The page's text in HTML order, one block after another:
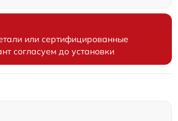
или сертифицированные
согласуем до установки